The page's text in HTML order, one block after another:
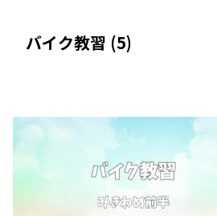
バイク教習 (5)